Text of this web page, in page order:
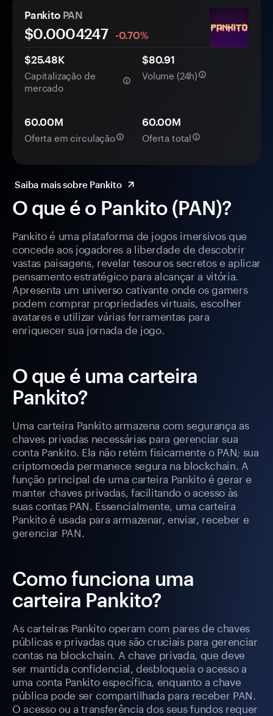
O que é o Pankito (PAN)?
Pankito é uma plataforma de jogos imersivos que
concede aos jogadores a liberdade de descobrir
vastas paisagens, revelar tesouros secretos e aplicar
pensamento estratégico para alcançar a vitória.
Apresenta um universo cativante onde os gamers
podem comprar propriedades virtuais, escolher
avatares e utilizar várias ferramentas para
enriquecer sua jornada de jogo.
O que é uma carteira
Pankito?
Uma carteira Pankito armazena com segurança as
chaves privadas necessárias para gerenciar sua
conta Pankito. Ela não retém fisicamente o PAN; sua
criptomoeda permanece segura na blockchain. A
função principal de uma carteira Pankito é gerar e
manter chaves privadas, facilitando o acesso às
suas contas PAN. Essencialmente, uma carteira
Pankito é usada para armazenar, enviar, receber e
gerenciar PAN.
Como funciona uma
carteira Pankito?
As carteiras Pankito operam com pares de chaves
públicas e privadas que são cruciais para gerenciar
contas na blockchain. A chave privada, que deve
ser mantida confidencial, desbloqueia o acesso a
uma conta Pankito específica, enquanto a chave
pública pode ser compartilhada para receber PAN.
O acesso ou a transferência dos seus fundos requer
Pankito PAN
$0.0004247
-0.70%
$25.48K
Capitalização de
mercado
$80.91
Volume (24h)
60.00M
Oferta em circulação
60.00M
Oferta total
Saiba mais sobre Pankito